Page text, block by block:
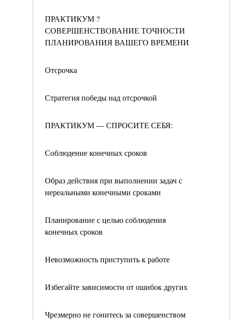
ПРАКТИКУМ ?
СОВЕРШЕНСТВОВАНИЕ ТОЧНОСТИ
ПЛАНИРОВАНИЯ ВАШЕГО ВРЕМЕНИ
Отсрочка
Стратегия победы над отсрочкой
ПРАКТИКУМ — СПРОСИТЕ СЕБЯ:
Соблюдение конечных сроков
Образ действия при выполнении задач с
нереальными конечными сроками
Планирование с целью соблюдения
конечных сроков
Невозможность приступить к работе
Избегайте зависимости от ошибок других
Чрезмерно не гонитесь за совершенством